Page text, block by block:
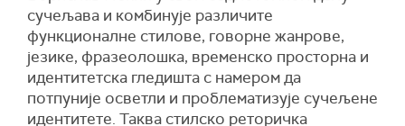
сучељава и комбинује различите
функционалне стилове, говорне жанрове,
језике, фразеолошка, временско просторна и
идентитетска гледишта с намером да
потпуније осветли и проблематизује сучељене
идентитете. Таква стилско реторичка